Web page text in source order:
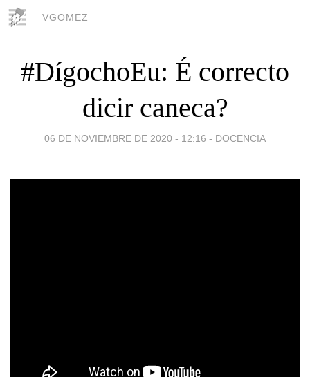
VGOMEZ
#DígochoEu: É correcto
dicir caneca?
06 DE NOVIEMBRE DE 2020 - 12:16 - DOCENCIA